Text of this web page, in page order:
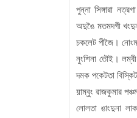
পুন্না সিঙ্গারা
অদুঙৈ মতমদগী
চকলেট পীজৈ।
নুংশিনা তৌই।
দমক পকেটতা
য়াম্বুং রাজকুমার
লোলতা ঙাংদুনা